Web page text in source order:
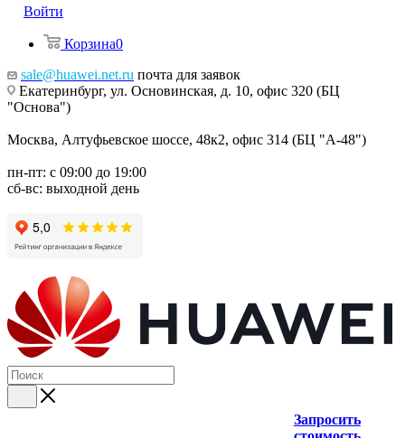
Войти
Корзина0
sale@huawei.net.ru почта для заявок
Екатеринбург, ул. Основинская, д. 10, офис 320 (БЦ
"Основа")
Москва, Алтуфьевское шоссе, 48к2, офис 314 (БЦ "А-48")
пн-пт: с 09:00 до 19:00
сб-вс: выходной день
Запросить